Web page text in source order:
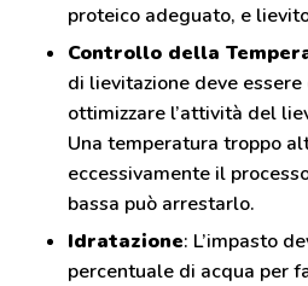
proteico adeguato, e
Controllo della
di lievitazione deve
ottimizzare l’attività del
Una temperatura troppo
eccessivamente il
bassa può arrestarlo.
Idratazione: L’impasto
percentuale di acqua per